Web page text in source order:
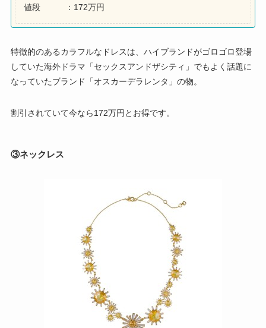
値段 ：172万円
特徴的のあるカラフルなドレスは、ハイブランドがゴロゴロ登場
していた海外ドラマ「セックスアンドザシティ」でもよく話題に
なっていたブランド「オスカーデラレンタ」の物。
割引されていて今なら172万円とお得です。
③ネックレス